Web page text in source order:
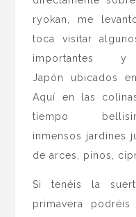
ryokan, me
toca visitar
importantes y
Japón ubicados
Aquí en las
tiempo
inmensos jardines
de arces, pinos,
Si tenéis la
primavera